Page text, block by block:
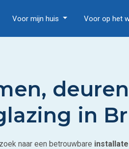
Voor mijn huis Voor op het
in
naar een betrouwbare